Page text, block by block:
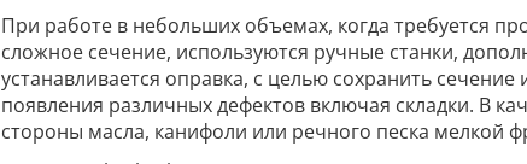
При работе в небольших объемах, когда требуется
сложное сечение, используются ручные станки,
устанавливается оправка, с целью сохранить
появления различных дефектов включая складки. В
стороны масла, канифоли или речного песка мелкой